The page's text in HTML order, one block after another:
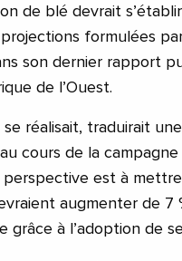
de blé devrait
formulées
son dernier rapport
de l’Ouest.
réalisait, traduirait
cours de la
perspective est à
augmenter de 7
grâce à l’adoption de